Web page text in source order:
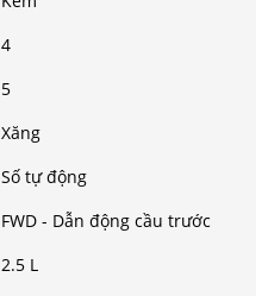
4
5
Xăng
Số tự động
FWD - Dẫn động cầu trước
2.5 L